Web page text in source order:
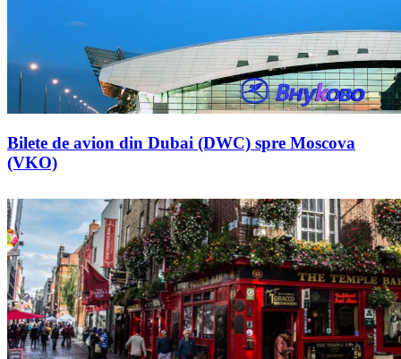
Bilete de avion din Dubai (DWC) spre Moscova
(VKO)